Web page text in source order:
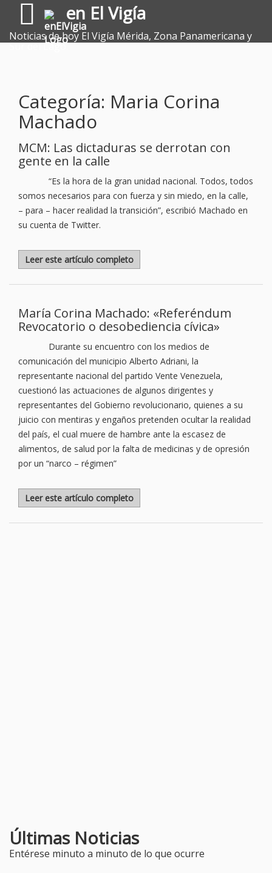
en El Vigía
Noticias de hoy El Vigía Mérida, Zona Panamericana y
Sur del Lago.
Categoría: Maria Corina
Machado
MCM: Las dictaduras se derrotan con
gente en la calle
“Es la hora de la gran unidad nacional. Todos, todos
somos necesarios para con fuerza y sin miedo, en la calle,
– para – hacer realidad la transición”, escribió Machado en
su cuenta de Twitter.
Leer este artículo completo
María Corina Machado: «Referéndum
Revocatorio o desobediencia cívica»
Durante su encuentro con los medios de
comunicación del municipio Alberto Adriani, la
representante nacional del partido Vente Venezuela,
cuestionó las actuaciones de algunos dirigentes y
representantes del Gobierno revolucionario, quienes a su
juicio con mentiras y engaños pretenden ocultar la realidad
del país, el cual muere de hambre ante la escasez de
alimentos, de salud por la falta de medicinas y de opresión
por un “narco – régimen”
Leer este artículo completo
Últimas Noticias
Entérese minuto a minuto de lo que ocurre